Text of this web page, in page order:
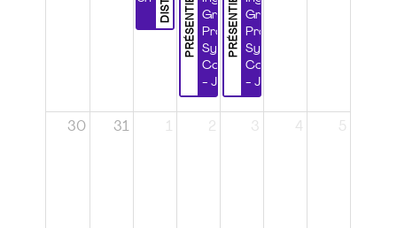
PRÉSENTIEL
Grands
Projets et
Systèmes
Complexes
- Jour 1
PRÉSENTIEL
Grands
Projets et
Systèmes
Complexes
- Jour 2
30 31 1 2 3 4 5